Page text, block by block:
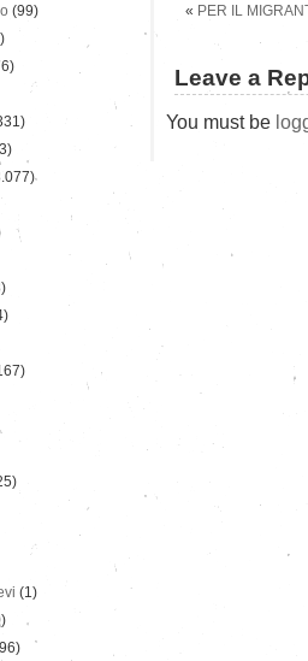
« PER IL
Leave a
You must be
(99)
(1)